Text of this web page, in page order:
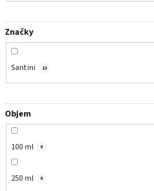
Značky
Santini 13
Objem
100 ml 5
250 ml 8